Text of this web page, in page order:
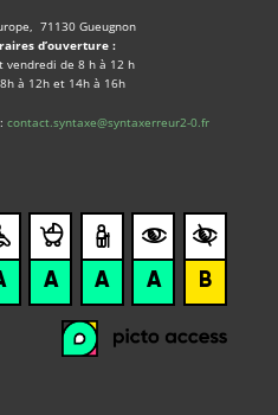
71130 Gueugnon
d’ouverture :
vendredi de 8 h à 12 h
à 12h et 14h à 16h
contact.syntaxe@syntaxerreur2-0.fr